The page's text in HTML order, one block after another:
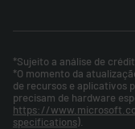
*Sujeito a análise de
*O momento da
de recursos e aplicativos
precisam de hardware
https://
specifications).